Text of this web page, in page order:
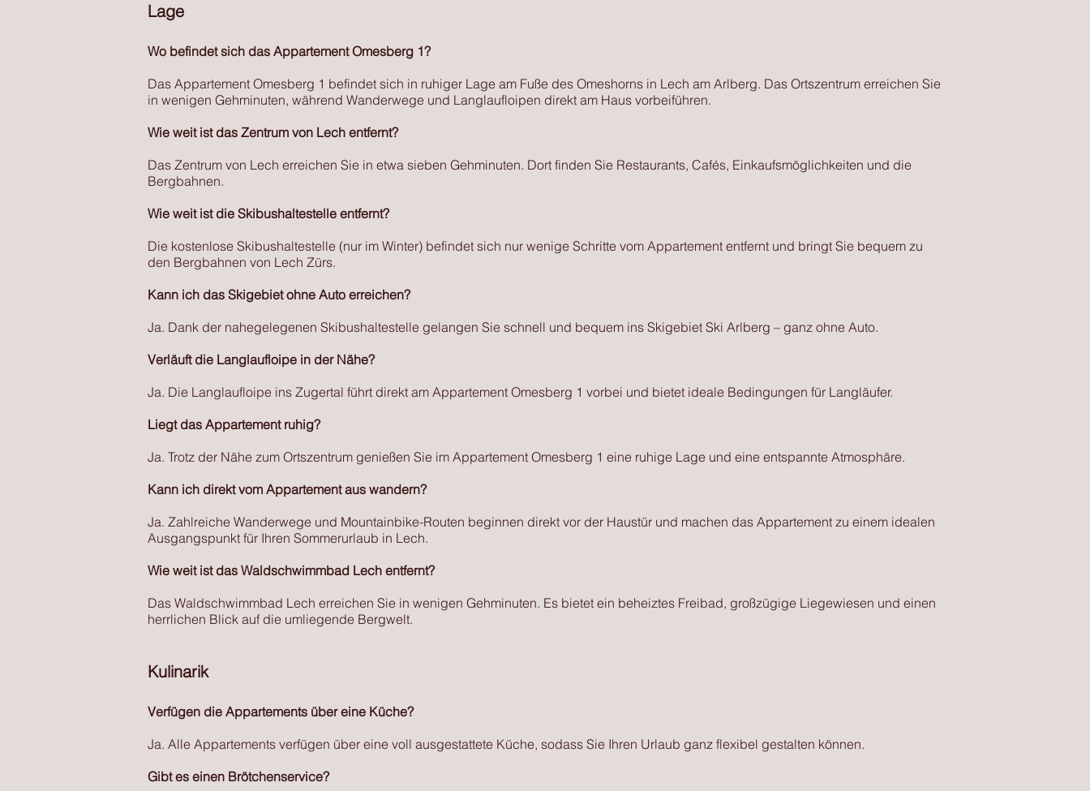
Lage
Wo befindet sich das Appartement Omesberg 1?
Das Appartement Omesberg 1 befindet sich in ruhiger Lage am Fuße des Omeshorns in Lech am Arlberg. Das Ortszentrum erreichen Sie
in wenigen Gehminuten, während Wanderwege und Langlaufloipen direkt am Haus vorbeiführen.
Wie weit ist das Zentrum von Lech entfernt?
Das Zentrum von Lech erreichen Sie in etwa sieben Gehminuten. Dort finden Sie Restaurants, Cafés, Einkaufsmöglichkeiten und die
Bergbahnen.
Wie weit ist die Skibushaltestelle entfernt?
Die kostenlose Skibushaltestelle (nur im Winter) befindet sich nur wenige Schritte vom Appartement entfernt und bringt Sie bequem zu
den Bergbahnen von Lech Zürs.
Kann ich das Skigebiet ohne Auto erreichen?
Ja. Dank der nahegelegenen Skibushaltestelle gelangen Sie schnell und bequem ins Skigebiet Ski Arlberg – ganz ohne Auto.
Verläuft die Langlaufloipe in der Nähe?
Ja. Die Langlaufloipe ins Zugertal führt direkt am Appartement Omesberg 1 vorbei und bietet ideale Bedingungen für Langläufer.
Liegt das Appartement ruhig?
Ja. Trotz der Nähe zum Ortszentrum genießen Sie im Appartement Omesberg 1 eine ruhige Lage und eine entspannte Atmosphäre.
Kann ich direkt vom Appartement aus wandern?
Ja. Zahlreiche Wanderwege und Mountainbike-Routen beginnen direkt vor der Haustür und machen das Appartement zu einem idealen
Ausgangspunkt für Ihren Sommerurlaub in Lech.
Wie weit ist das Waldschwimmbad Lech entfernt?
Das Waldschwimmbad Lech erreichen Sie in wenigen Gehminuten. Es bietet ein beheiztes Freibad, großzügige Liegewiesen und einen
herrlichen Blick auf die umliegende Bergwelt.
Kulinarik
Verfügen die Appartements über eine Küche?
Ja. Alle Appartements verfügen über eine voll ausgestattete Küche, sodass Sie Ihren Urlaub ganz flexibel gestalten können.
Gibt es einen Brötchenservice?